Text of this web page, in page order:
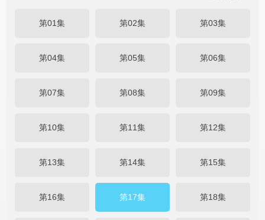
第01集 第02集 第03集
第04集 第05集 第06集
第07集 第08集 第09集
第10集 第11集 第12集
第13集 第14集 第15集
第16集 第17集 第18集